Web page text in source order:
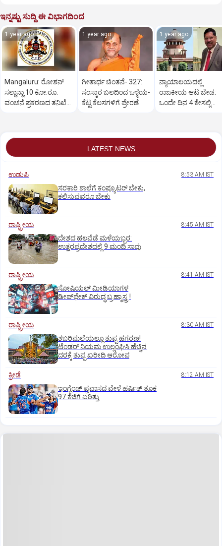
ಇನ್ನಷ್ಟು ಸುದ್ದಿ ಈ ವಿಭಾಗದಿಂದ
1 year ago
Mangaluru: ರೋಶನ್‌
ಸಲ್ಡಾನ್ಹಾ 10 ಕೋ.ರೂ.
ವಂಚನೆ ಪ್ರಕರಣದ ತನಿಖೆ
1 year ago
ಗೀತಾರ್ಥ ಚಿಂತನೆ- 327:
ಸಂಸ್ಕಾರ ಬಲದಿಂದ ಒಳ್ಳೆಯ-
ಕೆಟ್ಟ ಕೆಲಸಗಳಿಗೆ ಪ್ರೇರಣೆ
1 year ago
ನ್ಯಾಯಾಲಯದಲ್ಲಿ
ರಾಜಕೀಯ ಆಟ ಬೇಡ:
ಒಂದೇ ದಿನ 4 ಕೇಸಲ್ಲಿ
LATEST NEWS
ಉಡುಪಿ 8:53 AM IST
ಸರಕಾರಿ ಶಾಲೆಗೆ ಕಂಪ್ಯೂಟರ್‌ ಬೇಕು,
ಕಲಿಸುವವರೂ ಬೇಕು
ರಾಷ್ಟ್ರೀಯ 8:45 AM IST
ದೇಶದ ಹಲವೆಡೆ ಮಳೆಯಬ್ಬರ:
ಉತ್ತರಪ್ರದೇಶದಲ್ಲಿ 9 ಮಂದಿ ಸಾವು
ರಾಷ್ಟ್ರೀಯ 8:41 AM IST
ಸೋಷಿಯಲ್‌ ಮೀಡಿಯಾಗಳ
ಡೀಪ್‌ಫೇಕ್‌ ವಿರುದ್ಧ ಬ್ರಹ್ಮಾಸ್ತ್ರ !
ರಾಷ್ಟ್ರೀಯ 8:30 AM IST
ಶಬರಿಮಲೆಯಲ್ಲೂ ತುಪ್ಪ ಹಗರಣ!
ಟೆಂಡರ್‌ ನಿಯಮ ಉಲ್ಲಂಘಿಸಿ ಹೆಚ್ಚಿನ
ದರಕ್ಕೆ ತುಪ್ಪ ಖರೀದಿ ಆರೋಪ
ಕ್ರೀಡೆ 8:12 AM IST
ಇಂಗ್ಲೆಂಡ್‌ ಪ್ರವಾಸದ ವೇಳೆ ಹರ್ಷಿತ್‌ ತೂಕ
97 ಕೆಜಿಗೆ ಏರಿತ್ತು